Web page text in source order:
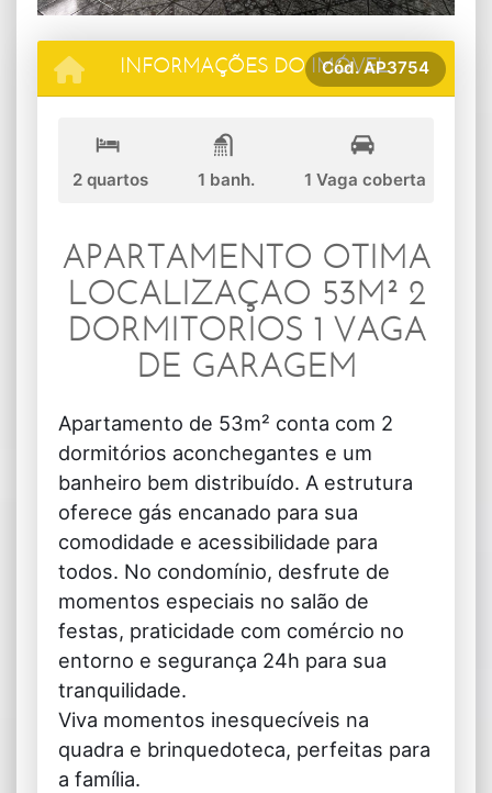
INFORMAÇÕES DO IMÓVEL
2 quartos 1 banh. 1 Vaga coberta
Cód. AP3754
APARTAMENTO OTIMA
LOCALIZAÇAO 53M² 2
DORMITORIOS 1 VAGA
DE GARAGEM
Apartamento de 53m² conta com 2
dormitórios aconchegantes e um
banheiro bem distribuído. A estrutura
oferece gás encanado para sua
comodidade e acessibilidade para
todos. No condomínio, desfrute de
momentos especiais no salão de
festas, praticidade com comércio no
entorno e segurança 24h para sua
tranquilidade.
Viva momentos inesquecíveis na
quadra e brinquedoteca, perfeitas para
a família.